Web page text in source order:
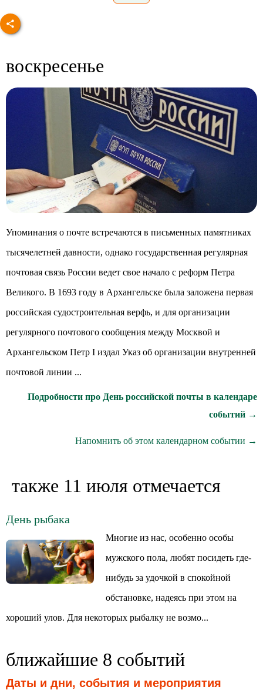
воскресенье
Упоминания о почте встречаются в письменных памятниках
тысячелетней давности, однако государственная регулярная
почтовая связь России ведет свое начало с реформ Петра
Великого. В 1693 году в Архангельске была заложена первая
российская судостроительная верфь, и для организации
регулярного почтового сообщения между Москвой и
Архангельском Петр I издал Указ об организации внутренней
почтовой линии ...
Подробности про День российской почты в календаре
событий →
Напомнить об этом календарном событии →
также 11 июля отмечается
День рыбака
Многие из нас, особенно особы
мужского пола, любят посидеть где-
нибудь за удочкой в спокойной
обстановке, надеясь при этом на
хороший улов. Для некоторых рыбалку не возмо...
ближайшие 8 событий
Даты и дни, события и мероприятия